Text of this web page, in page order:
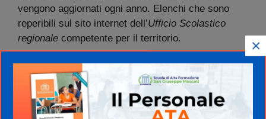
vengono aggiornati ogni anno. Elenchi che sono
reperibili sul sito internet dell’Ufficio Scolastico
regionale competente per il territorio.
costituisce assolvimento dell’obbligo di istruzione.
Tuttavia, le scuole non paritarie non hanno la
possibilità di rilasciare titoli di studio aventi valore
×